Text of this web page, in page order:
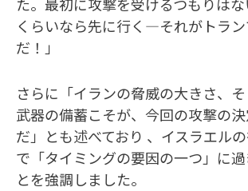
た。最初に攻撃を受けるつもりは
くらいなら先に行く—それがトラ
だ！」​
さらに「イランの脅威の大きさ、
武器の備蓄こそが、今回の攻撃の
だ」とも述べており 、イスラエル
で「タイミングの要因の一つ」に
とを強調しました。